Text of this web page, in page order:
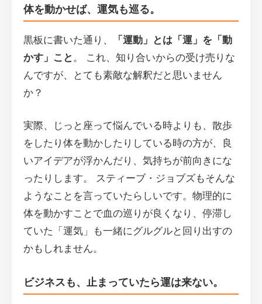
体を動かせば、運気も巡る。
黒板に書いた通り、
「運動」とは「運」を「動
かす」こと。 これ、知り合いからの受け売りな
んですが、とても素敵な解釈だと思いません
か？
実際、じっと座って悩んでいる時よりも、散歩
をしたり体を動かしたりしている時の方が、良
いアイデアが浮かんだり、気持ちが前向きにな
ったりします。 スティーブ・ジョブズもそんな
ようなことを言っていたらしいです。物理的に
体を動かすことで血の巡りが良くなり、停滞し
ていた「運気」も一緒にグルグルと回り出すの
かもしれません。
ビジネスも、止まっていたら運は来ない。